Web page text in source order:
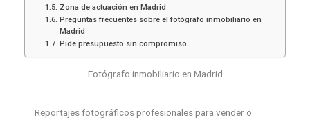
Zona de actuación en Madrid
Preguntas frecuentes sobre el fotógrafo inmobiliario en
Madrid
Pide presupuesto sin compromiso
Fotógrafo inmobiliario en Madrid
Reportajes fotográficos profesionales para vender o